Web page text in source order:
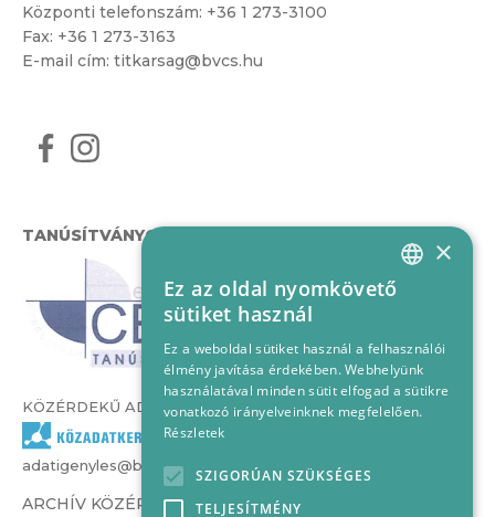
Központi telefonszám: +36 1 273-3100
Fax: +36 1 273-3163
E-mail cím: titkarsag@bvcs.hu
TANÚSÍTVÁNYOK
KÖZÉRDEKŰ ADATOK
adatigenyles@bvcs.hu
ARCHÍV KÖZÉRDEKŰ ADATOK –
HUNGARIAN
×
Ez az oldal nyomkövető
sütiket használ
Ez a weboldal sütiket használ a felhasználói
élmény javítása érdekében. Webhelyünk
használatával minden sütit elfogad a sütikre
vonatkozó irányelveinknek megfelelően.
Részletek
SZIGORÚAN SZÜKSÉGES
TELJESÍTMÉNY